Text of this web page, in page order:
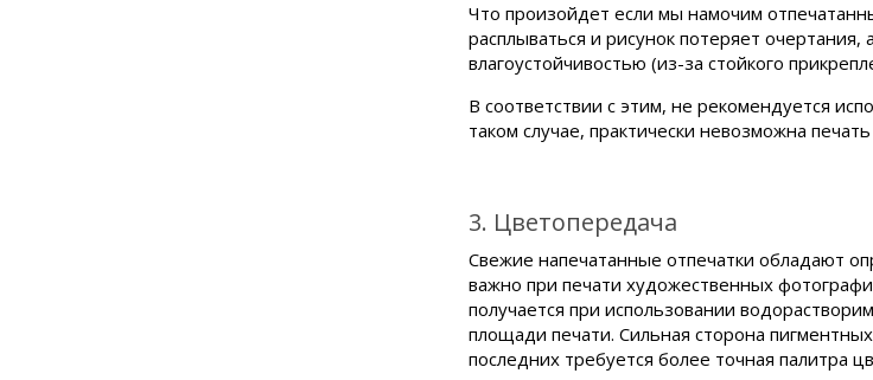
Что произойдет если мы намочим
расплываться и рисунок потеряет
влагоустойчивостью (из-за стойкого
В соответствии с этим, не рекомендуется
таком случае, практически невозможна
3. Цветопередача
Свежие напечатанные отпечатки обладают
важно при печати художественных
получается при использовании
площади печати. Сильная сторона
последних требуется более точная палитра